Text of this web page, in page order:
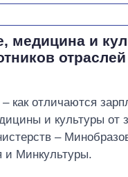
медицина и
как отличаются
и культуры от
–
и Минкультуры.